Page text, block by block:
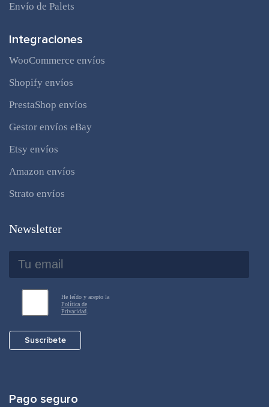
Envío de Palets
Integraciones
WooCommerce envíos
Shopify envíos
PrestaShop envíos
Gestor envíos eBay
Etsy envíos
Amazon envíos
Strato envíos
Newsletter
He leído y acepto la
Política de
Privacidad
Suscríbete
Pago seguro